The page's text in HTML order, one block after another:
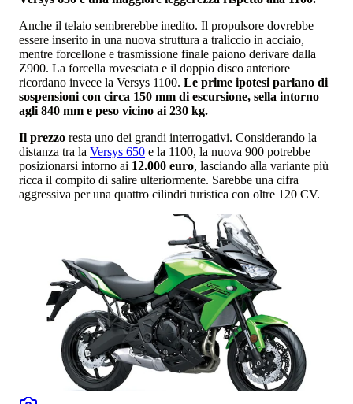
Anche il telaio sembrerebbe inedito. Il propulsore dovrebbe
essere inserito in una nuova struttura a traliccio in acciaio,
mentre forcellone e trasmissione finale paiono derivare dalla
Z900. La forcella rovesciata e il doppio disco anteriore
ricordano invece la Versys 1100. Le prime ipotesi parlano di
sospensioni con circa 150 mm di escursione, sella intorno
agli 840 mm e peso vicino ai 230 kg.
Il prezzo resta uno dei grandi interrogativi. Considerando la
distanza tra la Versys 650 e la 1100, la nuova 900 potrebbe
posizionarsi intorno ai 12.000 euro, lasciando alla variante più
ricca il compito di salire ulteriormente. Sarebbe una cifra
aggressiva per una quattro cilindri turistica con oltre 120 CV.